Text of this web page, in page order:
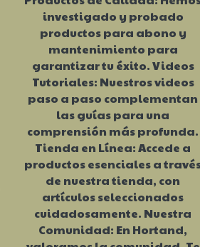
investigado y probado
productos para abono y
mantenimiento para
garantizar tu éxito. Videos
Tutoriales: Nuestros videos
paso a paso complementan
las guías para una
comprensión más profunda.
Tienda en Línea: Accede a
productos esenciales a
de nuestra tienda, con
artículos seleccionados
cuidadosamente. Nuestra
Comunidad: En Hortand,